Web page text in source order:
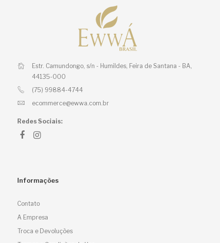
Estr. Camundongo, s/n - Humildes, Feira de Santana - BA,
44135-000
(75) 99884-4744
ecommerce@ewwa.com.br
Redes Sociais:
Informações
Contato
A Empresa
Troca e Devoluções